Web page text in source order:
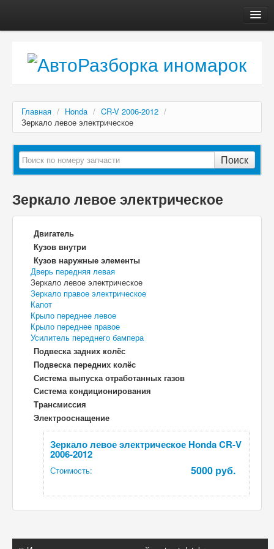
Автосервис
Как купить
Главная / Honda / CR-V 2006-2012 /
Зеркало левое электрическое
Поиск
Зеркало левое электрическое
Двигатель
Кузов внутри
Кузов наружные элементы
Дверь передняя левая
Зеркало левое электрическое
Зеркало правое электрическое
Капот
Крыло переднее левое
Крыло переднее правое
Усилитель переднего бампера
Подвеска задних колёс
Подвеска передних колёс
Система выпуска отработанных газов
Система кондиционирования
Трансмиссия
Электрооснащение
Зеркало левое электрическое Honda CR-V
2006-2012
Стоимость: 5000 руб.